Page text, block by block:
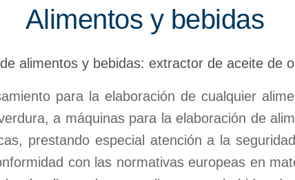
Alimentos y bebidas
alimentos y bebidas: extractor de aceite de
para la elaboración de cualquier
a máquinas para la elaboración de
prestando especial atención a la
con las normativas europeas en